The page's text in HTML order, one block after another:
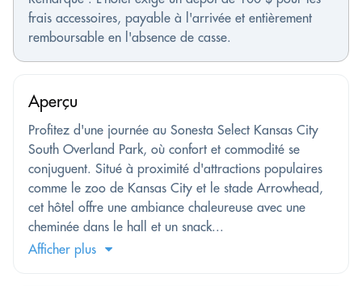
frais accessoires, payable à l'arrivée et entièrement
remboursable en l'absence de casse.
Aperçu
Profitez d'une journée au Sonesta Select Kansas City
South Overland Park, où confort et commodité se
conjuguent. Situé à proximité d'attractions populaires
comme le zoo de Kansas City et le stade Arrowhead,
cet hôtel offre une ambiance chaleureuse avec une
cheminée dans le hall et un snack...
Afficher plus